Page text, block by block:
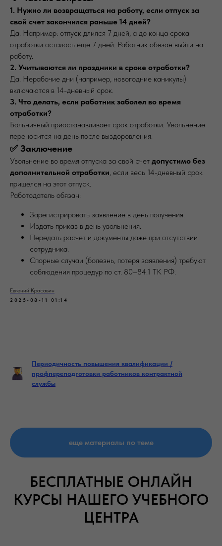
1. Нужно ли возвращаться на работу, если отпуск за
свой счет закончился раньше 14 дней?
Да. Например: отпуск длился 7 дней, а до конца срока
отработки осталось еще 7 дней. Работник обязан выйти на
работу.
2. Учитываются ли праздники в сроке отработки?
Да. Нерабочие дни (например, новогодние каникулы)
включаются в 14-дневный срок.
3. Что делать, если работник заболел во время
отработки?
Больничный приостанавливает срок отработки. Увольнение
переносится на день после выздоровления.
✅ Заключение
Увольнение во время отпуска за свой счет допустимо без
дополнительной отработки, если весь 14-дневный срок
пришелся на этот отпуск.
Работодатель обязан:
Зарегистрировать заявление в день получения.
Издать приказ в день увольнения.
Передать расчет и документы даже при отсутствии
сотрудника.
Спорные случаи (болезнь, потеря заявления) требуют
соблюдения процедур по ст. 80–84.1 ТК РФ.
Евгений Красавин
2025-08-11 01:14
Периодичность повышения квалификации /
профпереподготовки работников контрактной
службы
еще материалы по теме
БЕСПЛАТНЫЕ ОНЛАЙН
КУРСЫ НАШЕГО УЧЕБНОГО
ЦЕНТРА